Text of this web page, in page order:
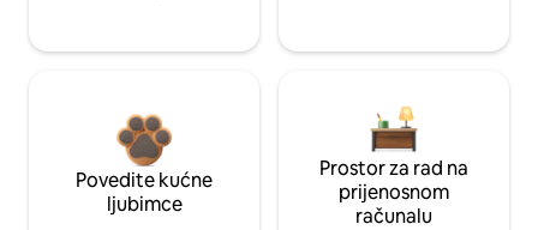
Povedite kućne
ljubimce
Prostor za rad na
prijenosnom
računalu